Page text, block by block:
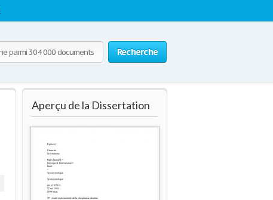
Recherche
Aperçu de la Dissertation